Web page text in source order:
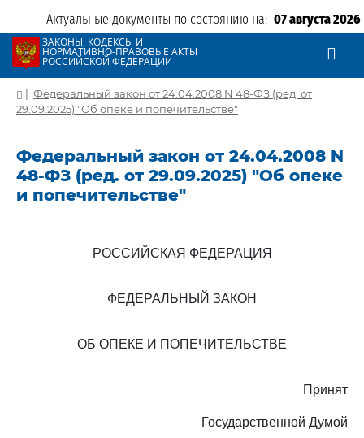
Актуальные документы по состоянию на: 07 августа 2026
ЗАКОНЫ, КОДЕКСЫ И
НОРМАТИВНО-ПРАВОВЫЕ АКТЫ
РОССИЙСКОЙ ФЕДЕРАЦИИ
| Федеральный закон от 24.04.2008 N 48-ФЗ (ред. от
29.09.2025) "Об опеке и попечительстве"
Федеральный закон от 24.04.2008 N
48-ФЗ (ред. от 29.09.2025) "Об опеке
и попечительстве"
РОССИЙСКАЯ ФЕДЕРАЦИЯ
ФЕДЕРАЛЬНЫЙ ЗАКОН
ОБ ОПЕКЕ И ПОПЕЧИТЕЛЬСТВЕ
Принят
Государственной Думой